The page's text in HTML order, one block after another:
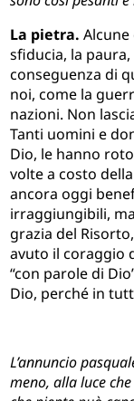
La pietra.
sfiducia, la
conseguenza di
noi, come la
nazioni. Non
Tanti uomini e
Dio, le hanno
volte a costo
ancora oggi
irraggiungibili,
grazia del
avuto il coraggio
“con parole di
Dio, perché in
L’annuncio
meno, alla luce